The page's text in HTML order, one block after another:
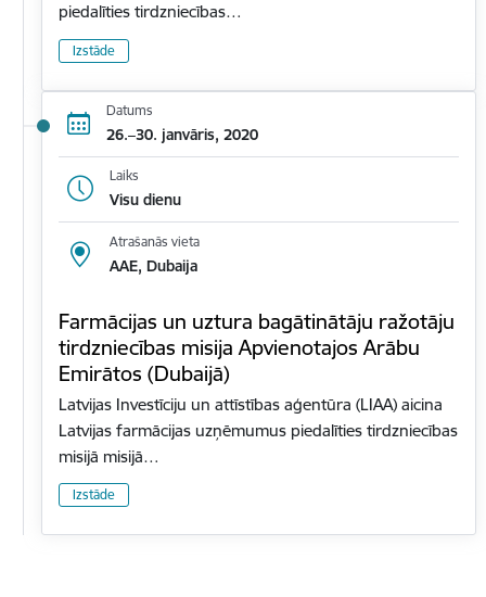
piedalīties tirdzniecības…
Izstāde
Datums
26.–30. janvāris, 2020
Laiks
Visu dienu
Atrašanās vieta
AAE, Dubaija
Farmācijas un uztura bagātinātāju ražotāju
tirdzniecības misija Apvienotajos Arābu
Emirātos (Dubaijā)
Latvijas Investīciju un attīstības aģentūra (LIAA) aicina
Latvijas farmācijas uzņēmumus piedalīties tirdzniecības
misijā misijā…
Izstāde